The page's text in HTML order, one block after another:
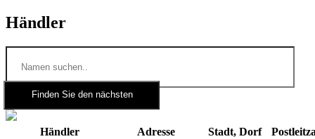
Händler
Händler Adresse Stadt, Dorf